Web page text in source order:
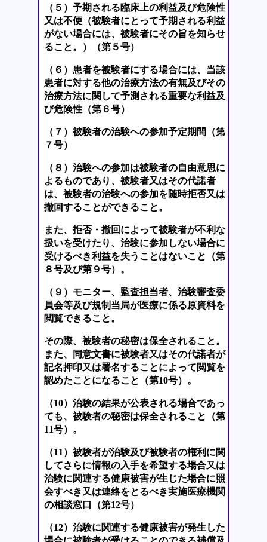
（５）予期される臨床上の利益及び危険性
又は不便（被験者にとって予期される利益
がない場合には、被験者にその旨を知らせ
ること。）（第５号）
（６）患者を被験者にする場合には、当該
患者に対する他の治療方法の有無及びその
治療方法に関して予測される重要な利益及
び危険性（第６号）
（７）被験者の治験への参加予定期間（第
７号）
（８）治験への参加は被験者の自由意思に
よるものであり、被験者又はその代諾者
は、被験者の治験への参加を随時拒否又は
撤回することができること。
また、拒否・撤回によって被験者が不利な
扱いを受けたり、治験に参加しない場合に
受けるべき利益を失うことはないこと（第
８号及び第９号）。
（９）モニター、監査担当者、治験審査委
員会等及び規制当局が医療に係る原資料を
閲覧できること。
その際、被験者の秘密は保全されること。
また、同意文書に被験者又はその代諾者が
記名押印又は署名することによって閲覧を
認めたことになること（第10号）。
（10）治験の結果が公表される場合であっ
ても、被験者の秘密は保全されること（第
11号）。
（11）被験者が治験及び被験者の権利に関
してさらに情報の入手を希望する場合又は
治験に関連する健康被害が生じた場合に照
会すべき又は連絡をとるべき実施医療機関
の相談窓口（第12号）
（12）治験に関連する健康被害が発生した